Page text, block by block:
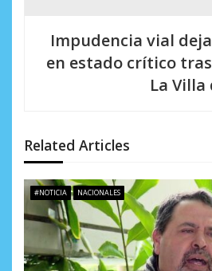
n
d
e
e
n
Impudencia vial
en estado crítico
La Villa
Related Articles
#NOTICIA NACIONALES